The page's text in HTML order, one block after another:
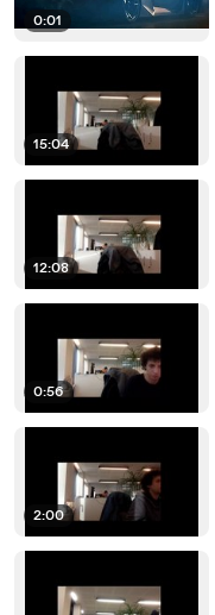
0:01
15:04
12:08
0:56
2:00